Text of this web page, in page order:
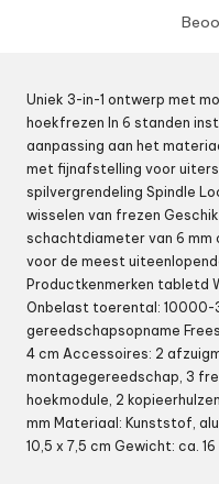
Uniek 3-in-1 ontwerp met
hoekfrezen In 6 standen
aanpassing aan het
met fijnafstelling voor
spilvergrendeling Spindle
wisselen van frezen
schachtdiameter van 6
voor de meest
Productkenmerken tabletd
Onbelast toerental: 10000-
gereedschapsopname
4 cm Accessoires: 2
montagegereedschap, 3
hoekmodule, 2
mm Materiaal: Kunststof,
10,5 x 7,5 cm Gewicht: ca.